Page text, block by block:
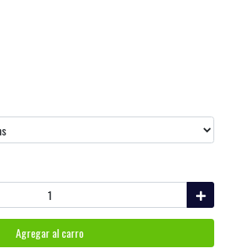
Agregar al carro